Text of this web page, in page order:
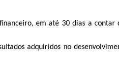
em até 30 dias a contar
adquiridos no